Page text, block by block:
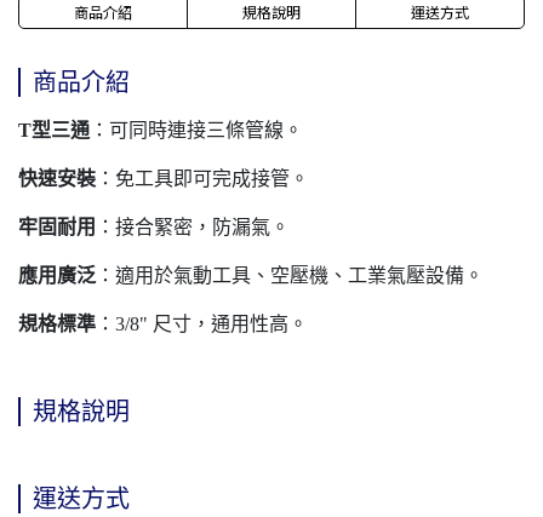
商品介紹 規格說明 運送方式
商品介紹
T型三通 ：可同時連接三條管線。
快速安裝 ：免工具即可完成接管。
牢固耐用 ：接合緊密，防漏氣。
應用廣泛 ：適用於氣動工具、空壓機、工業氣壓設備。
規格標準 ：3/8" 尺寸，通用性高。
規格說明
運送方式